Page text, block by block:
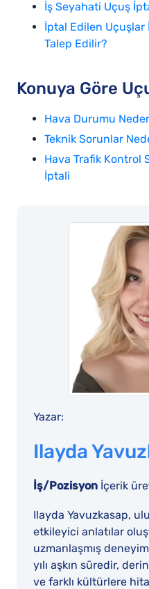
İş Seyahati Uçuş
İptal Edilen Uçuşlar
Talep Edilir?
Konuya Göre
Hava Durumu
Teknik Sorunlar
Hava Trafik Kontrol
İptali
Yazar:
Ilayda
İş/Pozisyon İçerik
Ilayda Yavuzkasap,
etkileyici anlatılar
uzmanlaşmış
yılı aşkın süredir,
ve farklı kültürlere